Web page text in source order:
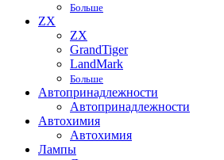
Больше
ZX
ZX
GrandTiger
LandMark
Больше
Автопринадлежности
Автопринадлежности
Автохимия
Автохимия
Лампы